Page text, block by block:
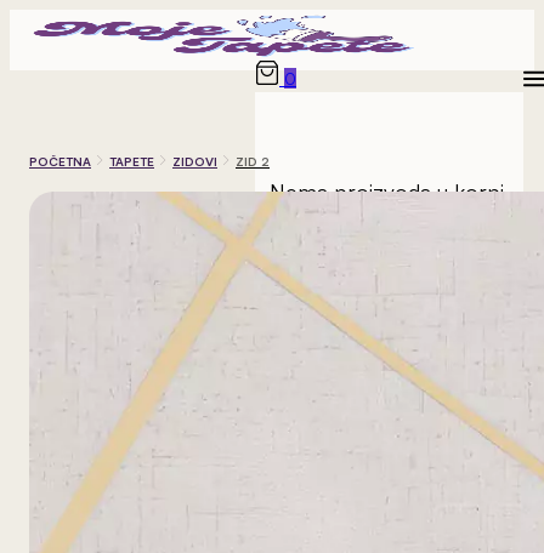
0
Nema proizvoda u korpi.
POČETNA TAPETE ZIDOVI ZID 2